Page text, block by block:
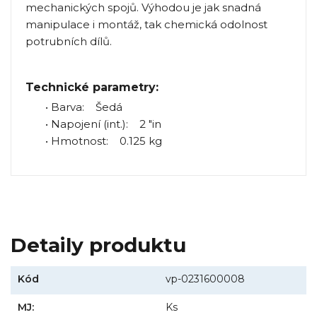
mechanických spojů. Výhodou je jak snadná
manipulace i montáž, tak chemická odolnost
potrubních dílů.
Technické parametry:
• Barva: Šedá
• Napojení (int.): 2 "in
• Hmotnost: 0.125 kg
Detaily produktu
Kód vp-0231600008
MJ: Ks